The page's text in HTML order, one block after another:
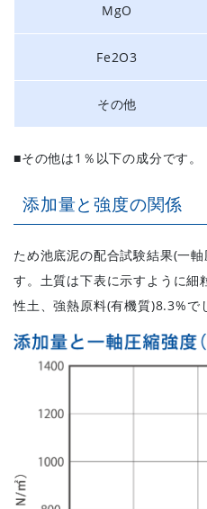
MgO
Fe2O3
その他
■その他は1％以下の成分です。
添加量と強度の関係
ため池底泥の配合試験結果(一
す。土質は下表に示すように
性土、強熱原料(有機質)8.3%